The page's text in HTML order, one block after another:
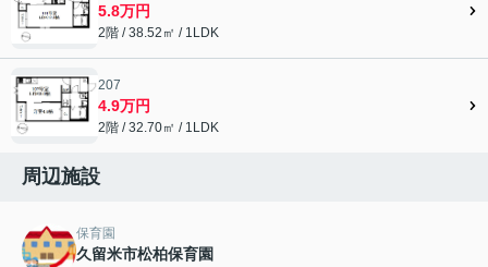
5.8万円
2階 / 38.52㎡ / 1LDK
207
4.9万円
2階 / 32.70㎡ / 1LDK
周辺施設
保育園
久留米市松柏保育園